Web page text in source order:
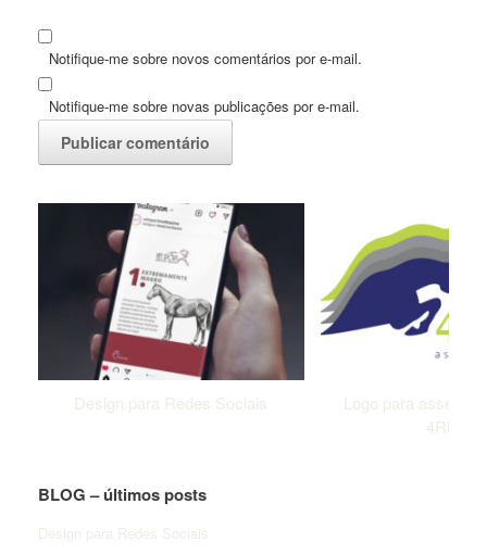
Notifique-me sobre novos comentários por e-mail.
Notifique-me sobre novas publicações por e-mail.
Design para Redes Sociais
Logo para
4Riders
BLOG – últimos posts
Design para Redes Sociais